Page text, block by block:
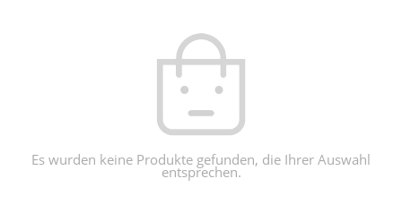
Es wurden keine Produkte gefunden, die Ihrer Auswahl
entsprechen.